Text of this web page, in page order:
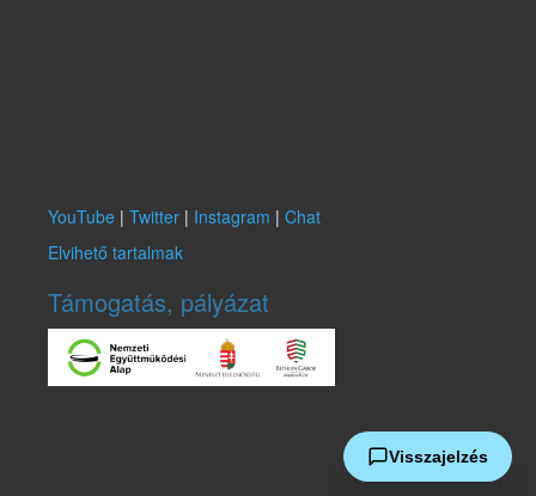
YouTube | Twitter | Instagram | Chat
Elvihető tartalmak
Támogatás, pályázat